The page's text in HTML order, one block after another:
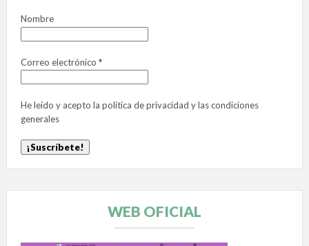
Nombre
Correo electrónico *
He leído y acepto la política de privacidad y lascondiciones
generales
WEB OFICIAL